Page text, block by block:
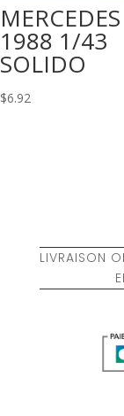
1988 1/43
SOLIDO
$6.92
LIVRAISON